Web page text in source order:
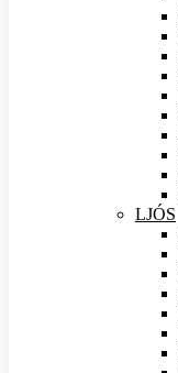
LJÓS